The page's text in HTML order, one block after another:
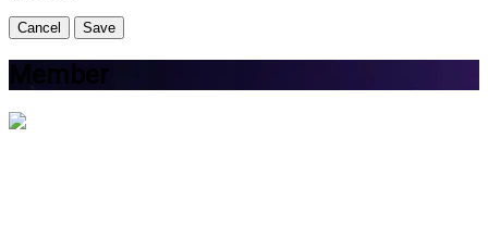
Cancel Save
Member